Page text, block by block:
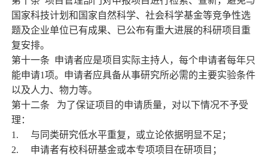
国家科技计划和国家自然科学、社会科学基金等竞争性选
题及企业单位已有成果、已公布有重大进展的科研项目重
复安排。
第十一条 申请者应是项目实际主持人，每个申请者每年只
能申请1项。申请者应具备从事研究所必需的主要实验条件
以及人力、物力等。
第十二条
为了保证项目的申请质量，对以下情况不予受
理：
1. 与同类研究低水平重复，或立论依据明显不足；
2. 申请者有校科研基金或本专项项目在研项目；